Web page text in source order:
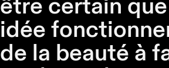
idée
de la beauté à